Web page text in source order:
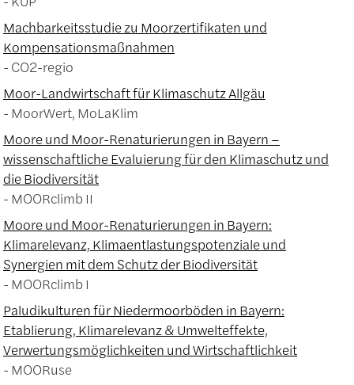
Machbarkeitsstudie zu Moorzertifikaten und
Kompensationsmaßnahmen
CO2-regio
Moor-Landwirtschaft für Klimaschutz Allgäu
MoorWert, MoLaKlim
Moore und Moor-Renaturierungen in Bayern –
wissenschaftliche Evaluierung für den Klimaschutz und
die Biodiversität
MOORclimb II
Moore und Moor-Renaturierungen in Bayern:
Klimarelevanz, Klimaentlastungspotenziale und
Synergien mit dem Schutz der Biodiversität
MOORclimb I
Paludikulturen für Niedermoorböden in Bayern:
Etablierung, Klimarelevanz & Umwelteffekte,
Verwertungsmöglichkeiten und Wirtschaftlichkeit
MOORuse